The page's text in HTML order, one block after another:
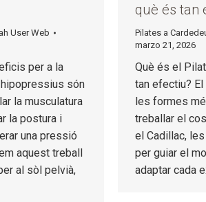
User Web
per a la
són
la musculatura
la postura i
una pressió
aquest treball
al sòl pelvià,
què és tan
Pilates a
marzo 21, 2026
Què és el
tan efectiu?
les formes
treballar el
el Cadillac,
per guiar el
adaptar cada